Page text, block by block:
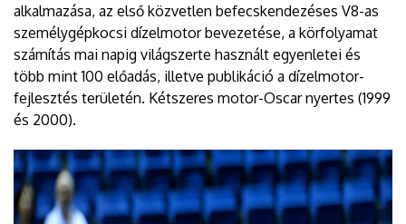
alkalmazása, az első közvetlen befecskendezéses V8-as
személygépkocsi dízelmotor bevezetése, a körfolyamat
számítás mai napig világszerte használt egyenletei és
több mint 100 előadás, illetve publikáció a dízelmotor-
fejlesztés területén. Kétszeres motor-Oscar nyertes (1999
és 2000).